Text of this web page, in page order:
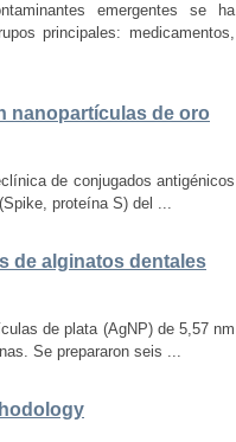
emergentes se ha
principales: medicamentos,
nanopartículas de oro
de conjugados antigénicos
proteína S) del ...
de alginatos dentales
de plata (AgNP) de 5,57 nm
Se prepararon seis ...